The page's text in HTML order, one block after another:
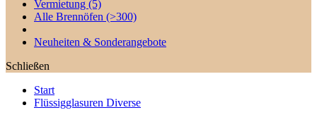
Vermietung (5)
Alle Brennöfen (>300)
Neuheiten & Sonderangebote
Schließen
Start
Flüssigglasuren Diverse